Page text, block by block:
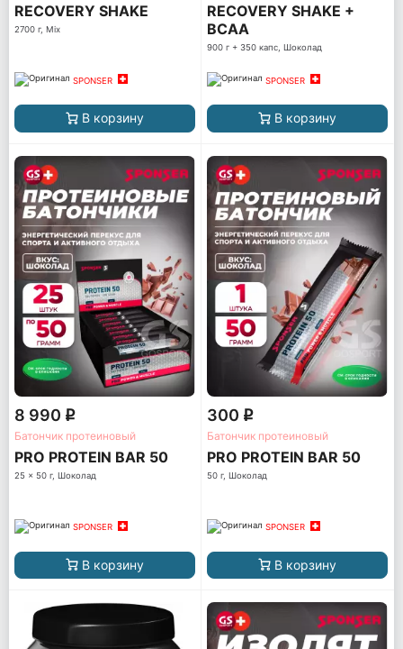
RECOVERY SHAKE
2700 г, Mix
SPONSER
В корзину
RECOVERY SHAKE +
BCAA
900 г + 350 капс, Шоколад
SPONSER
В корзину
8 990 q
Батончик протеиновый
PRO PROTEIN BAR 50
25 x 50 г, Шоколад
SPONSER
В корзину
300 q
Батончик протеиновый
PRO PROTEIN BAR 50
50 г, Шоколад
SPONSER
В корзину